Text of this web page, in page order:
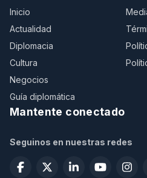
Inicio
Actualidad
Diplomacia
Cultura
Negocios
Guía diplomática
Mantente conectado
Seguinos en nuestras redes